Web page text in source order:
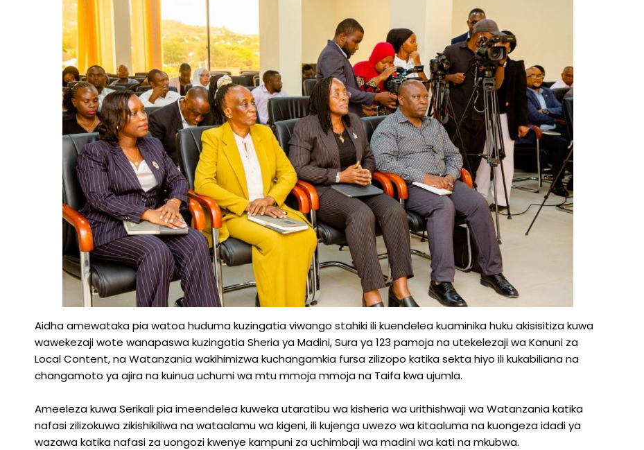
Aidha amewataka pia watoa huduma kuzingatia viwango stahiki ili kuendelea kuaminika huku akisisitiza kuwa
wawekezaji wote wanapaswa kuzingatia Sheria ya Madini, Sura ya 123 pamoja na utekelezaji wa Kanuni za
Local Content, na Watanzania wakihimizwa kuchangamkia fursa zilizopo katika sekta hiyo ili kukabiliana na
changamoto ya ajira na kuinua uchumi wa mtu mmoja mmoja na Taifa kwa ujumla.
Ameeleza kuwa Serikali pia imeendelea kuweka utaratibu wa kisheria wa urithishwaji wa Watanzania katika
nafasi zilizokuwa zikishikiliwa na wataalamu wa kigeni, ili kujenga uwezo wa kitaaluma na kuongeza idadi ya
wazawa katika nafasi za uongozi kwenye kampuni za uchimbaji wa madini wa kati na mkubwa.